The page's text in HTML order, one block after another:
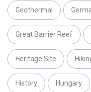
Geothermal
Great Barrier Reef
Heritage Site
History Hungary